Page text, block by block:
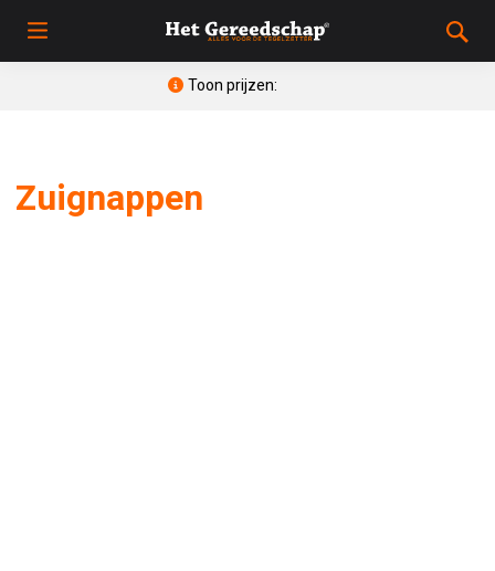
Toon prijzen:
Zuignappen